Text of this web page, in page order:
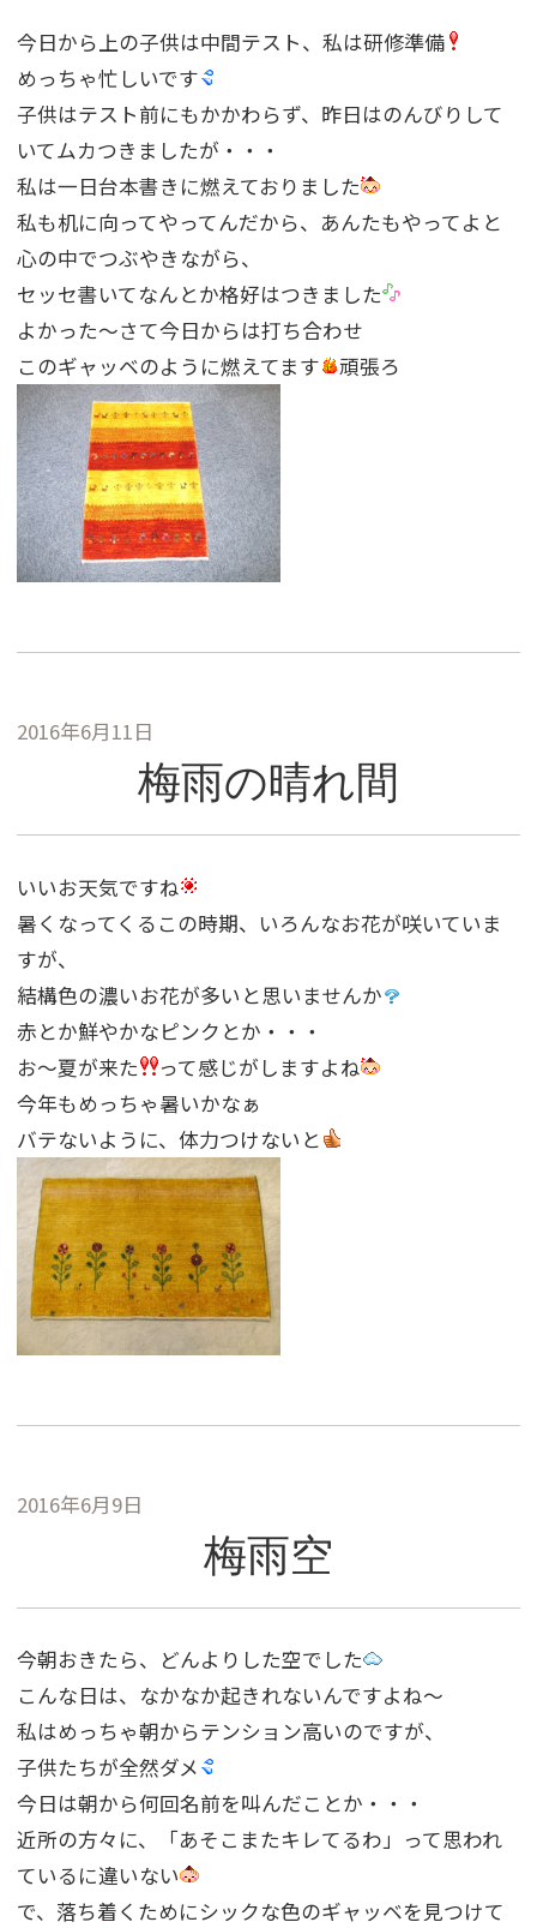
今日から上の子供は中間テスト、私は研修準備
めっちゃ忙しいです
子供はテスト前にもかかわらず、昨日はのんびりして
いてムカつきましたが・・・
私は一日台本書きに燃えておりました
私も机に向ってやってんだから、あんたもやってよと
心の中でつぶやきながら、
セッセ書いてなんとか格好はつきました
よかった〜さて今日からは打ち合わせ
このギャッベのように燃えてます
頑張ろ
2016年6月11日
梅雨の晴れ間
いいお天気ですね
暑くなってくるこの時期、いろんなお花が咲いていま
すが、
結構色の濃いお花が多いと思いませんか
赤とか鮮やかなピンクとか・・・
お〜夏が来た
って感じがしますよね
今年もめっちゃ暑いかなぁ
バテないように、体力つけないと
2016年6月9日
梅雨空
今朝おきたら、どんよりした空でした
こんな日は、なかなか起きれないんですよね〜
私はめっちゃ朝からテンション高いのですが、
子供たちが全然ダメ
今日は朝から何回名前を叫んだことか・・・
近所の方々に、「あそこまたキレてるわ」って思われ
ているに違いない
で、落ち着くためにシックな色のギャッベを見つけて